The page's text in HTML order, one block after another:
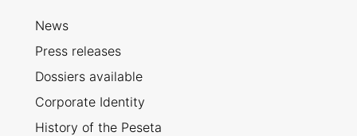
News
Press releases
Dossiers available
Corporate Identity
History of the Peseta